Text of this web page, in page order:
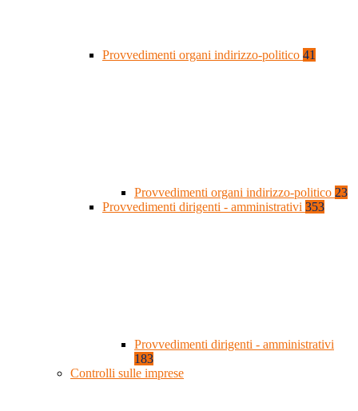
Provvedimenti organi indirizzo-politico 41
Provvedimenti organi indirizzo-politico 23
Provvedimenti dirigenti - amministrativi 353
Provvedimenti dirigenti - amministrativi
183
Controlli sulle imprese